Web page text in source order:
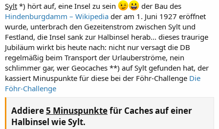
Sylt *) hört auf, eine Insel zu sein
der Bau des
Hindenburgdamm – Wikipedia der am 1. Juni 1927 eröffnet
wurde, unterbrach den Gezeitenstrom zwischen Sylt und
Festland, die Insel sank zur Halbinsel herab... dieses traurige
Jubiläum wirkt bis heute nach: nicht nur versagt die DB
regelmäßig beim Transport der Urlauberströme, nein
schlimmer gar, wer Geocaches **) auf Sylt gefunden hat, der
kassiert Minuspunkte für diese bei der Föhr-Challenge Die
Föhr-Challenge
Addiere5 Minuspunktefür Caches auf einer
Halbinsel wie Sylt.​